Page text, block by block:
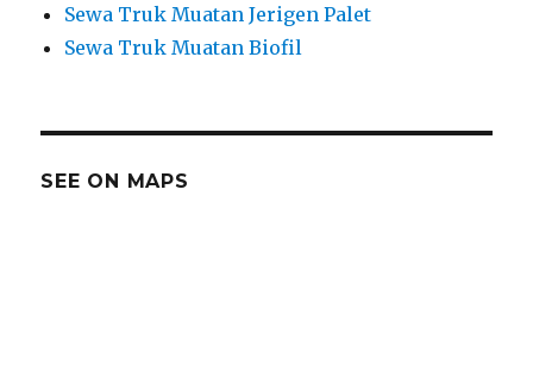
Sewa Truk Muatan Jerigen Palet
Sewa Truk Muatan Biofil
SEE ON MAPS